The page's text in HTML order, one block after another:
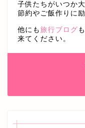
子供たちがいつか
節約やご飯作りに
他にも 旅行ブログ
来てください。